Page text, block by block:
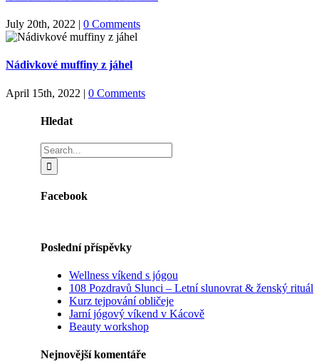
July 20th, 2022 | 0 Comments
Nádivkové muffiny z jáhel
April 15th, 2022 | 0 Comments
Hledat
Search
for:
Facebook
Poslední příspěvky
Wellness víkend s jógou
108 Pozdravů Slunci – Letní slunovrat & ženský rituál
Kurz tejpování obličeje
Jarní jógový víkend v Kácově
Beauty workshop
Nejnovější komentáře